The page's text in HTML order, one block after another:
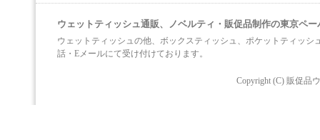
ウェットティッシュ通販、ノベルティ・販促品制作の東京ペー
ウェットティッシュの他、ボックスティッシュ、ポケットティッ
話・Eメールにて受け付けております。
Copyright (C) 販促品